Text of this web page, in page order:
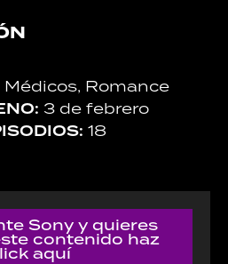
Médicos, Romance
3 de febrero
18
Sony y quieres
contenido haz
aquí